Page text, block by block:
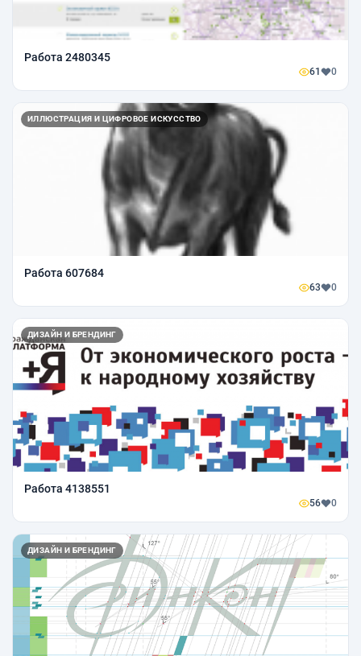
Работа 2480345
61 0
ИЛЛЮСТРАЦИЯ И ЦИФРОВОЕ ИСКУССТВО
Работа 607684
63 0
ДИЗАЙН И БРЕНДИНГ
Работа 4138551
56 0
ДИЗАЙН И БРЕНДИНГ